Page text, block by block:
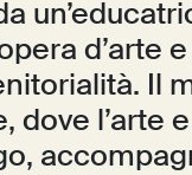
d’arte
Il
l’arte